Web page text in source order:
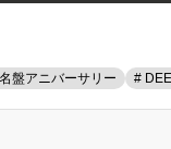
盤アニバーサリー #